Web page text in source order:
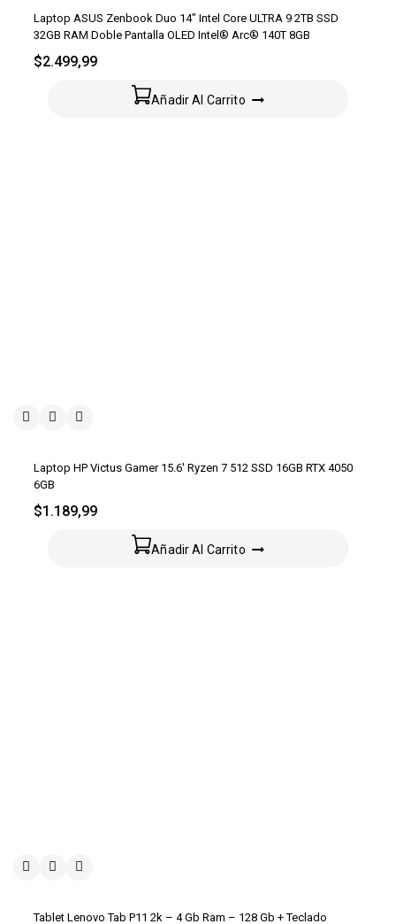
Laptop ASUS Zenbook Duo 14″ Intel Core ULTRA 9 2TB SSD
32GB RAM Doble Pantalla OLED Intel® Arc® 140T 8GB
$2.499,99
Añadir Al Carrito
Laptop HP Victus Gamer 15.6′ Ryzen 7 512 SSD 16GB RTX 4050
6GB
$1.189,99
Añadir Al Carrito
Tablet Lenovo Tab P11 2k – 4 Gb Ram – 128 Gb + Teclado